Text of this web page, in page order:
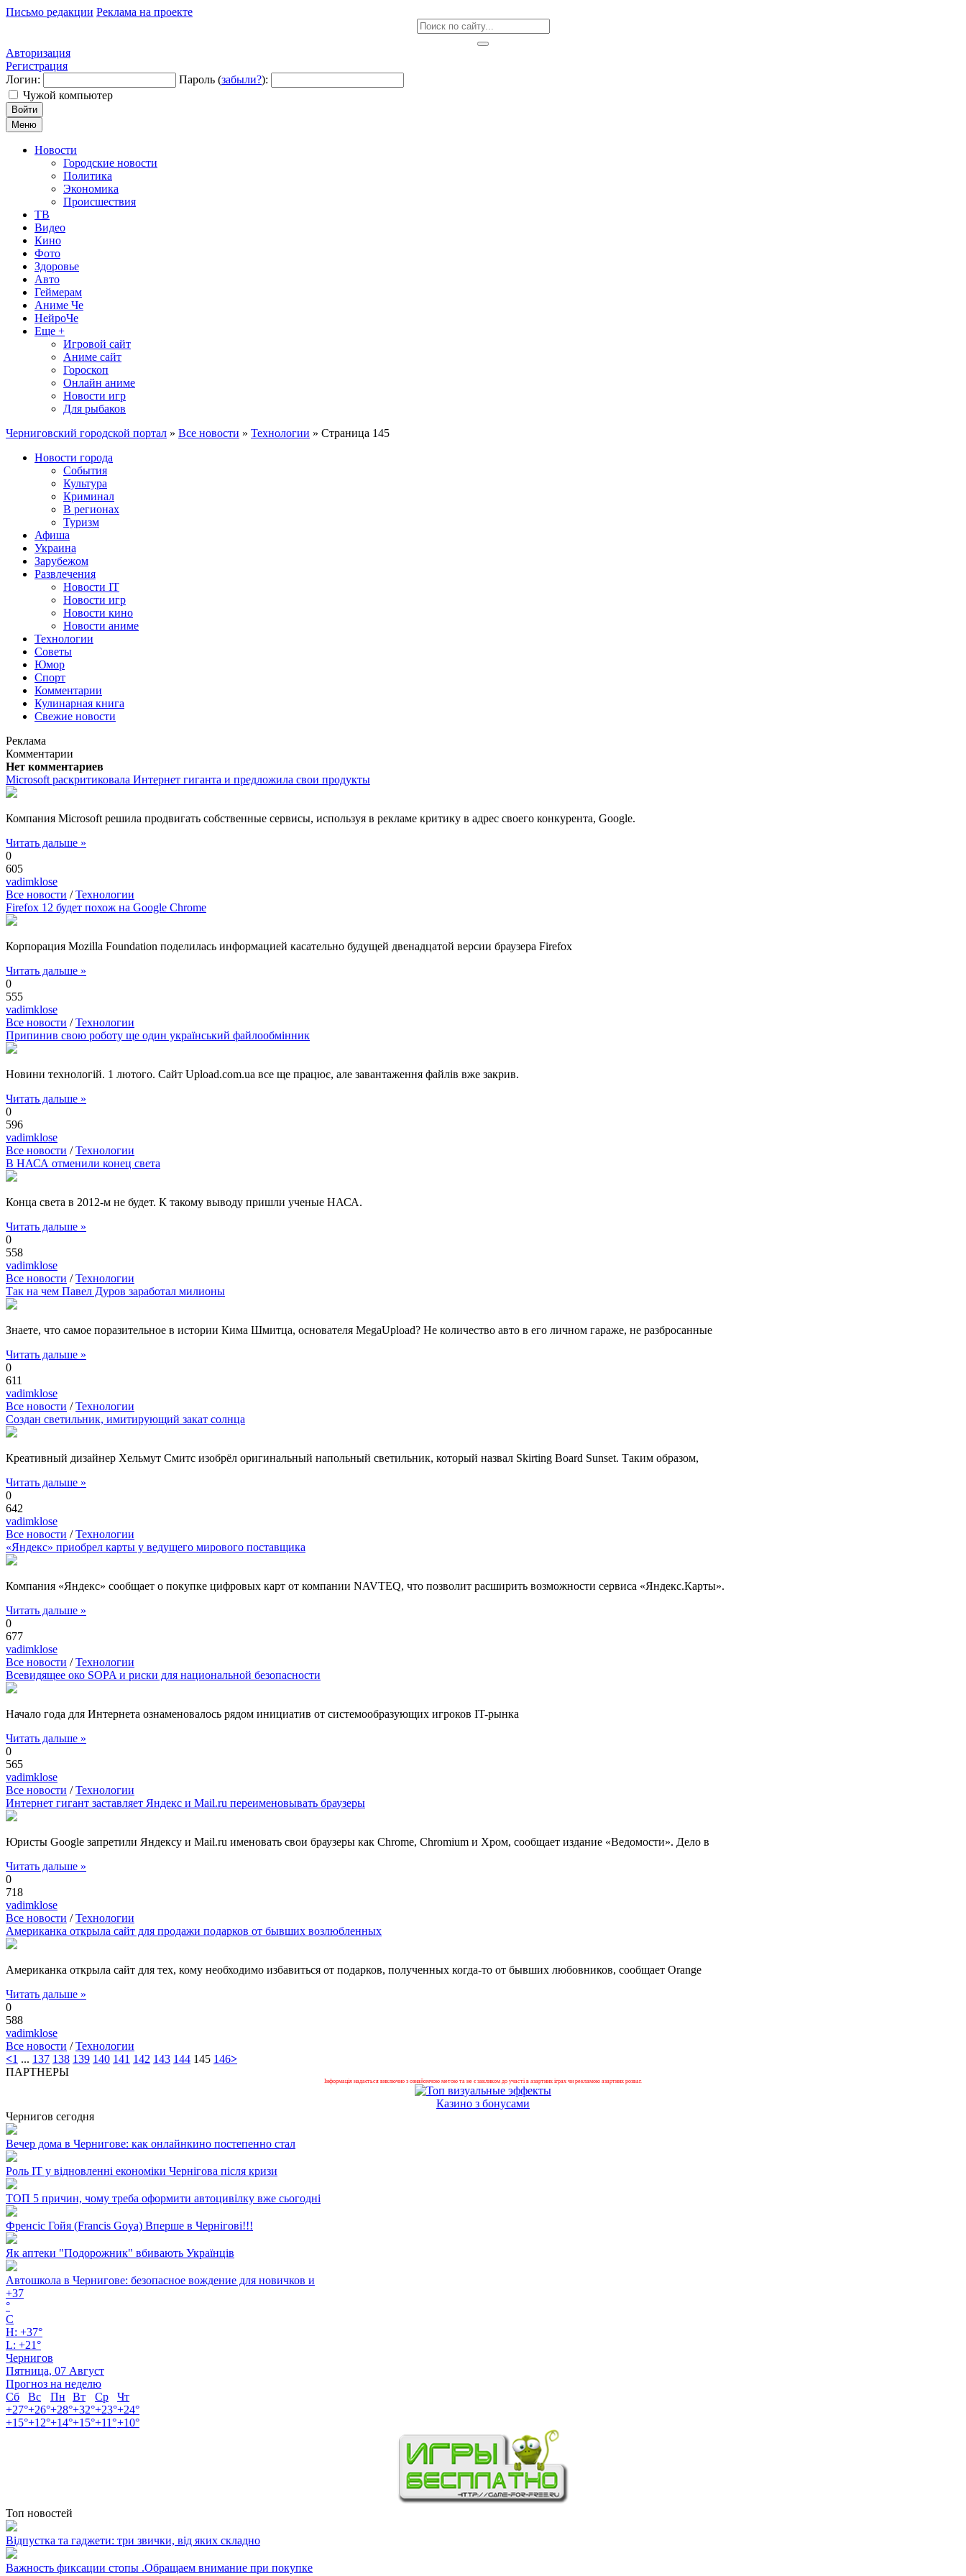
Письмо редакции Реклама на проекте
Авторизация
Регистрация
Логин:
Пароль (забыли?):
Чужой компьютер
Войти
Меню
Новости
Городские новости
Политика
Экономика
Происшествия
ТВ
Видео
Кино
Фото
Здоровье
Авто
Геймерам
Аниме Че
НейроЧе
Еще +
Игровой сайт
Аниме сайт
Гороскоп
Онлайн аниме
Новости игр
Для рыбаков
Черниговский городской портал » Все новости » Технологии » Страница 145
Новости города
События
Культура
Криминал
В регионах
Туризм
Афиша
Украина
Зарубежом
Развлечения
Новости IT
Новости игр
Новости кино
Новости аниме
Технологии
Советы
Юмор
Спорт
Комментарии
Кулинарная книга
Свежие новости
Реклама
Комментарии
Нет комментариев
Microsoft раскритиковала Интернет гиганта и предложила свои продукты
Компания Microsoft решила продвигать собственные сервисы, используя в рекламе критику в адрес своего конкурента, Google.
Читать дальше »
0
605
vadimklose
Все новости /Технологии
Firefox 12 будет похож на Google Chrome
Корпорация Mozilla Foundation поделилась информацией касательно будущей двенадцатой версии браузера Firefox
Читать дальше »
0
555
vadimklose
Все новости /Технологии
Припинив свою роботу ще один український файлообмінник
Новини технологій. 1 лютого. Сайт Upload.com.ua все ще працює, але завантаження файлів вже закрив.
Читать дальше »
0
596
vadimklose
Все новости /Технологии
В НАСА отменили конец света
Конца света в 2012-м не будет. К такому выводу пришли ученые НАСА.
Читать дальше »
0
558
vadimklose
Все новости /Технологии
Так на чем Павел Дуров заработал милионы
Знаете, что самое поразительное в истории Кима Шмитца, основателя MegaUpload? Не количество авто в его личном гараже, не разбросанные
Читать дальше »
0
611
vadimklose
Все новости /Технологии
Создан светильник, имитирующий закат солнца
Креативный дизайнер Хельмут Смитс изобрёл оригинальный напольный светильник, который назвал Skirting Board Sunset. Таким образом,
Читать дальше »
0
642
vadimklose
Все новости /Технологии
«Яндекс» приобрел карты у ведущего мирового поставщика
Компания «Яндекс» сообщает о покупке цифровых карт от компании NAVTEQ, что позволит расширить возможности сервиса «Яндекс.Карты».
Читать дальше »
0
677
vadimklose
Все новости /Технологии
Всевидящее око SOPA и риски для национальной безопасности
Начало года для Интернета ознаменовалось рядом инициатив от системообразующих игроков IT-рынка
Читать дальше »
0
565
vadimklose
Все новости /Технологии
Интернет гигант заставляет Яндекс и Mail.ru переименовывать браузеры
Юристы Google запретили Яндексу и Mail.ru именовать свои браузеры как Chrome, Chromium и Хром, сообщает издание «Ведомости». Дело в
Читать дальше »
0
718
vadimklose
Все новости /Технологии
Американка открыла сайт для продажи подарков от бывших возлюбленных
Американка открыла сайт для тех, кому необходимо избавиться от подарков, полученных когда-то от бывших любовников, сообщает Orange
Читать дальше »
0
588
vadimklose
Все новости /Технологии
<1 ... 137 138 139 140 141 142 143 144 145 146>
ПАРТНЕРЫ
Інформація надається виключно з ознайомчою метою та не є закликом до участі в азартних іграх чи рекламою азартних розваг.
Казино з бонусами
Чернигов сегодня
Вечер дома в Чернигове: как онлайнкино постепенно стал
Роль ІТ у відновленні економіки Чернігова після кризи
ТОП 5 причин, чому треба оформити автоцивілку вже сьогодні
Френсіс Гойя (Francis Goya) Вперше в Чернігові!!!
Як аптеки "Подорожник" вбивають Українців
Автошкола в Чернигове: безопасное вождение для новичков и
+37
°
C
H: +37°
L: +21°
Чернигов
Пятница, 07 Август
Прогноз на неделю
Сб
Вс Пн Вт Ср
Чт
+27°+26°+28°+32°+23°+24°
+15°+12°+14°+15°+11°+10°
Топ новостей
Відпустка та гаджети: три звички, від яких складно
Важность фиксации стопы .Обращаем внимание при покупке